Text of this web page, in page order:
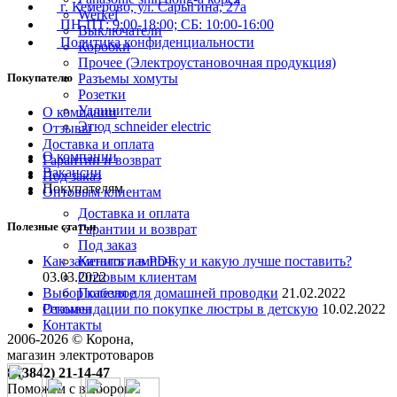
Werkel
Выключатели
Коробки
Прочее (Электроустановочная продукция)
Разъемы хомуты
Розетки
Удлинители
Этюд schneider electric
О компании
Вакансии
Покупателям
Доставка и оплата
Гарантии и возврат
Под заказ
Каталоги в PDF
Оптовым клиентам
Полезное
Отзывы
Контакты
8 (3842) 21-14-47
Поможем с выбором
г. Кемерово, ул. Сарыгина, 27а
ПН-ПТ: 9:00-18:00; СБ: 10:00-16:00
Политика конфиденциальности
Покупателю
О компании
Отзывы
Доставка и оплата
Гарантии и возврат
Под заказ
Оптовым клиентам
Полезные статьи
Как заменить лампочку и какую лучше поставить?
03.03.2022
Выбор кабеля для домашней проводки 21.02.2022
Рекомендации по покупке люстры в детскую 10.02.2022
2006-2026 © Корона,
магазин электротоваров